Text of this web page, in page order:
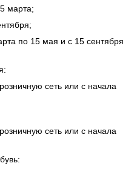
марта;
по 15 мая и с 15 сентября
сеть или с начала
сеть или с начала